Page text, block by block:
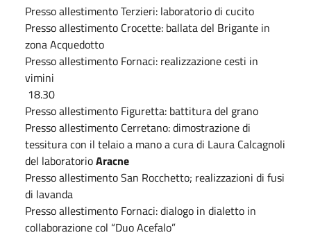
Presso allestimento Terzieri: laboratorio di cucito
Presso allestimento Crocette: ballata del Brigante in
zona Acquedotto
Presso allestimento Fornaci: realizzazione cesti in
vimini
18.30
Presso allestimento Figuretta: battitura del grano
Presso allestimento Cerretano: dimostrazione di
tessitura con il telaio a mano a cura di Laura Calcagnoli
del laboratorioAracne
Presso allestimento San Rocchetto; realizzazioni di fusi
di lavanda
Presso allestimento Fornaci: dialogo in dialetto in
collaborazione col “Duo Acefalo”